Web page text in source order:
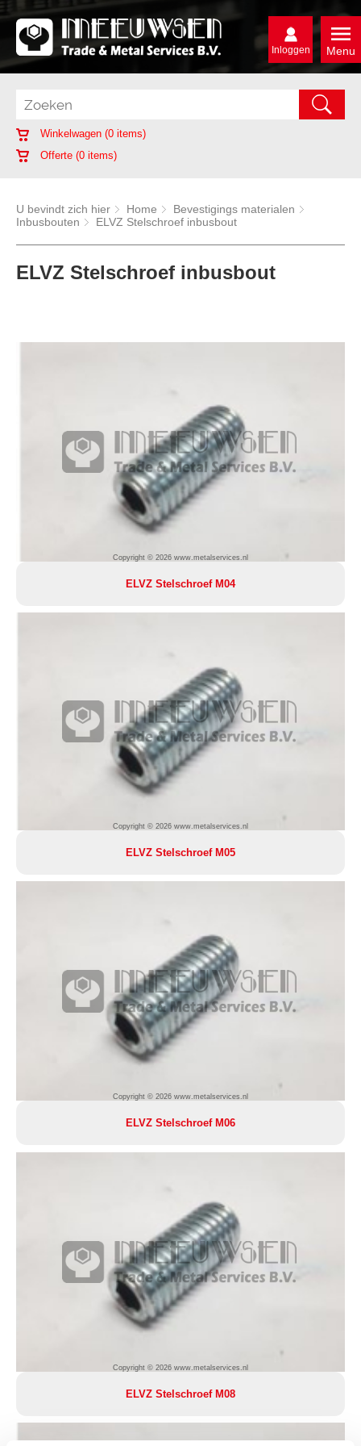
Menu
Inloggen
Winkelwagen (0 items)
Offerte (0 items)
U bevindt zich hier Home
Bevestigings materialen
Inbusbouten
ELVZ Stelschroef inbusbout
ELVZ Stelschroef inbusbout
Copyright © 2026 www.metalservices.nl
ELVZ Stelschroef M04
Copyright © 2026 www.metalservices.nl
ELVZ Stelschroef M05
Copyright © 2026 www.metalservices.nl
ELVZ Stelschroef M06
Copyright © 2026 www.metalservices.nl
ELVZ Stelschroef M08